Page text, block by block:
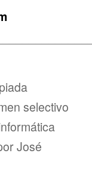
selectivo
José